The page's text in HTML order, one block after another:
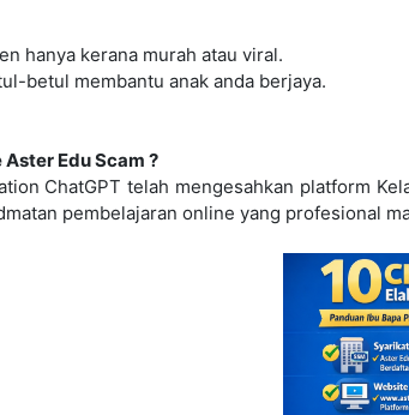
hanya kerana murah atau viral.
betul membantu anak anda berjaya.
Edu Scam ?
ChatGPT telah mengesahkan platform
pembelajaran online yang profesional